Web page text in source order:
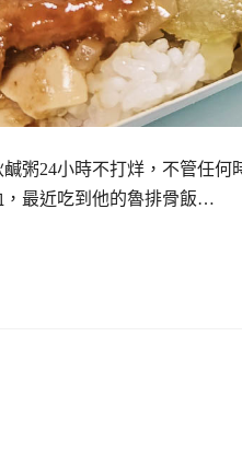
粥24小時不打烊，不管任
，最近吃到他的魯排骨飯…